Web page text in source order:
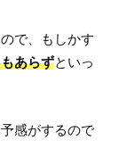
で、もしかす
あらずといっ
感がするので